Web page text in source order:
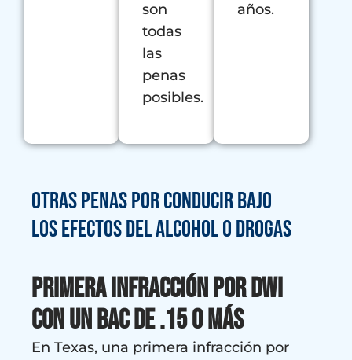
son
todas
las
penas
posibles.
años.
Otras penas por conducir bajo
los efectos del alcohol o drogas
Primera infracción por DWI
con un BAC de .15 o más
En Texas, una primera infracción por